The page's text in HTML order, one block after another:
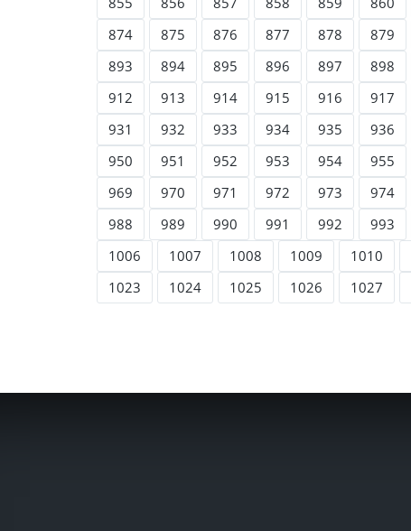
874
875 876 877 878 879
893
894 895 896 897 898
912
913 914 915 916 917
931
932 933 934 935 936
950
951 952 953 954 955
969
970 971 972 973 974
988
989 990 991 992 993
1006
1007 1008 1009 1010
1023
1024 1025 1026 1027